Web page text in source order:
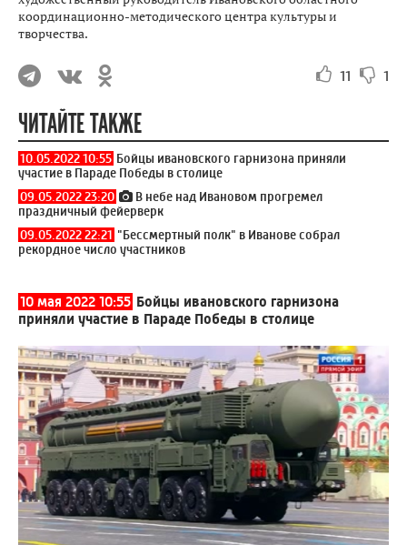
координационно-методического центра культуры и
творчества.
11 1
ЧИТАЙТЕ ТАКЖЕ
10.05.2022 10:55 Бойцы ивановского гарнизона приняли
участие в Параде Победы в столице
09.05.2022 23:20
В небе над Ивановом прогремел
праздничный фейерверк
09.05.2022 22:21 "Бессмертный полк" в Иванове собрал
рекордное число участников
10 мая 2022 10:55 Бойцы ивановского гарнизона
приняли участие в Параде Победы в столице